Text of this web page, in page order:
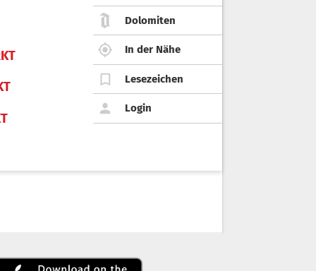
Dolomiten
In der Nähe
Lesezeichen
Login